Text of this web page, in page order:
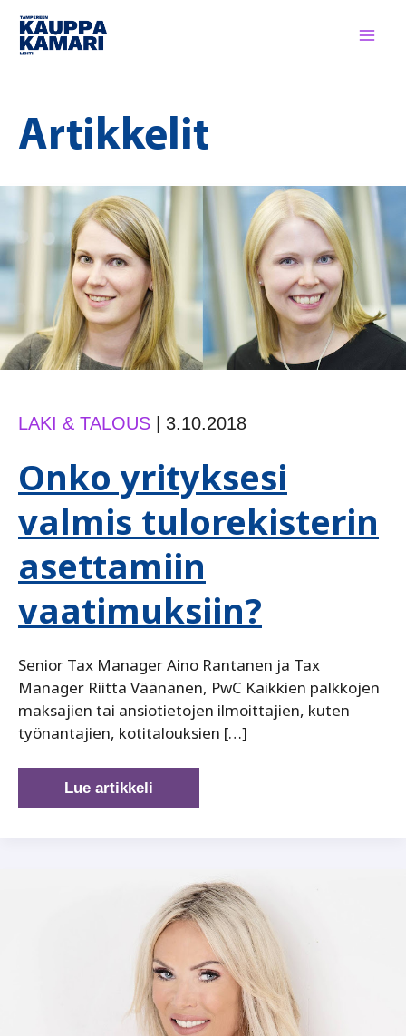
Siirry
sisältöön
Artikkelit
LAKI & TALOUS 3.10.2018
Onko yrityksesi
valmis tulorekisterin
asettamiin
vaatimuksiin?
Senior Tax Manager Aino Rantanen ja Tax
Manager Riitta Väänänen, PwC Kaikkien palkkojen
maksajien tai ansiotietojen ilmoittajien, kuten
työnantajien, kotitalouksien […]
Onko
yrityksesi
Lue artikkeli